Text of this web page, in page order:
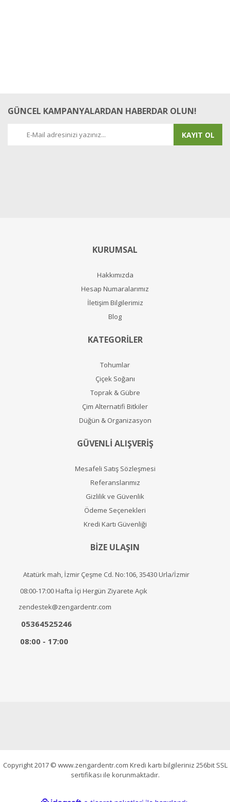
GÜNCEL KAMPANYALARDAN HABERDAR OLUN!
KAYIT OL
KURUMSAL
Hakkımızda
Hesap Numaralarımız
İletişim Bilgilerimiz
Blog
KATEGORİLER
Tohumlar
Çiçek Soğanı
Toprak & Gübre
Çim Alternatifi Bitkiler
Düğün & Organizasyon
GÜVENLİ ALIŞVERİŞ
Mesafeli Satış Sözleşmesi
Referanslarımız
Gizlilik ve Güvenlik
Ödeme Seçenekleri
Kredi Kartı Güvenliği
BİZE ULAŞIN
Atatürk mah, İzmir Çeşme Cd. No:106, 35430 Urla/İzmir
08:00-17:00 Hafta İçi Hergün Ziyarete Açık
zendestek@zengardentr.com
05364525246
08:00 - 17:00
Copyright 2017 © www.zengardentr.com Kredi kartı bilgileriniz 256bit SSL
sertifikası ile korunmaktadır.